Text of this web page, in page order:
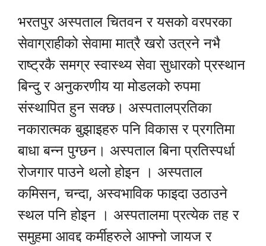
भरतपुर अस्पताल चितवन र यसको वरपरका
सेवाग्राहीको सेवामा मात्रै खरो उत्रने नभै
राष्ट्रकै समग्र स्वास्थ्य सेवा सुधारको प्रस्थान
बिन्दु र अनुकरणीय या मोडलको रुपमा
संस्थापित हुन सक्छ। अस्पतालप्रतिका
नकारात्मक बुझाइहरु पनि विकास र प्रगतिमा
बाधा बन्न पुग्छन। अस्पताल बिना प्रतिस्पर्धा
रोजगार पाउने थलो होइन । अस्पताल
कमिसन, चन्दा, अस्वभाविक फाइदा उठाउने
स्थल पनि होइन । अस्पतालमा प्रत्येक तह र
समुहमा आवद्द कर्मीहरुले आफ्नो जायज र